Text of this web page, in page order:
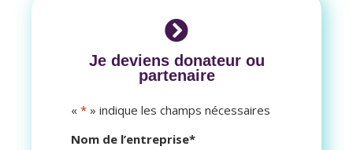
Je deviens donateur ou
partenaire
« * » indique les champs nécessaires
Nom de l’entreprise*